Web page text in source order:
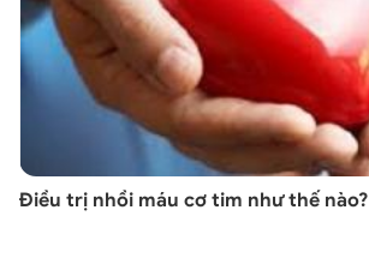
Điều trị nhồi máu cơ tim như thế nào?